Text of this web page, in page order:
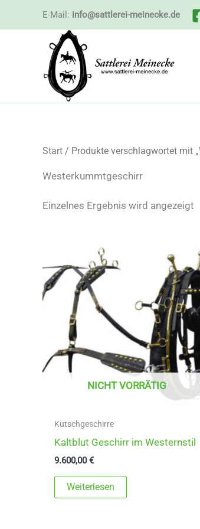
E-Mail: info@sattlerei-meinecke.de
Start / Produkte verschlagwortet mit
Westerkummtgeschirr
Einzelnes Ergebnis wird angezeigt
NICHT VORRÄTIG
Kutschgeschirre
Kaltblut Geschirr im Westernstil
9.600,00€
Weiterlesen